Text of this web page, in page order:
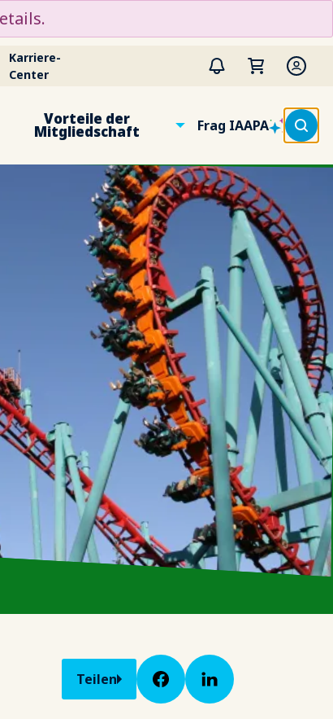
Karriere-
Center
Vorteile der
Mitgliedschaft Frag IAAPA
Teilen